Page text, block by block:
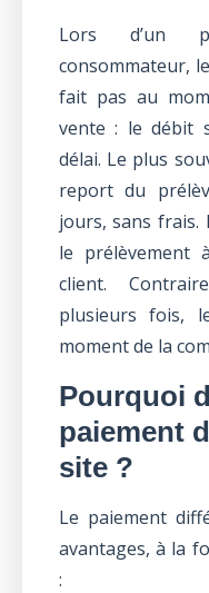
Lors d’un
consommateur,
fait pas au
vente : le débit
délai. Le plus
report du
jours, sans
le prélèvement
client.
plusieurs fois,
moment de la
Pourquoi
paiement
site ?
Le paiement
avantages, à la
: